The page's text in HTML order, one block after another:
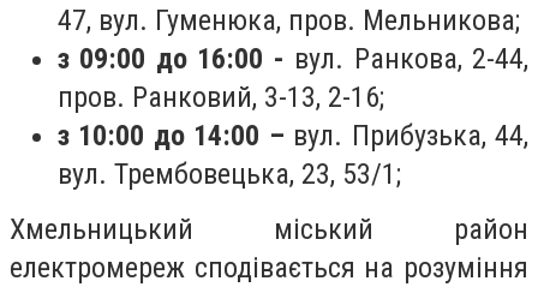
47, вул. Гуменюка, пров. Мельникова;
з 09:00 до 16:00 - вул. Ранкова, 2-44,
пров. Ранковий, 3-13, 2-16;
з 10:00 до 14:00 – вул. Прибузька, 44,
вул. Трембовецька, 23, 53/1;
Хмельницький міський район
електромереж сподівається на розуміння